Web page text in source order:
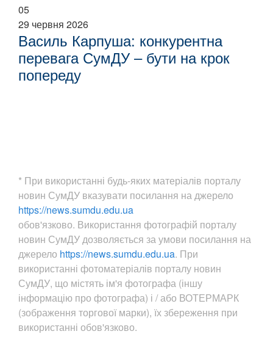
05
29 червня 2026
Василь Карпуша: конкурентна
перевага СумДУ – бути на крок
попереду
* При використанні будь-яких матеріалів порталу
новин СумДУ вказувати посилання на джерело
https://news.sumdu.edu.ua
обов'язково. Використання фотографій порталу
новин СумДУ дозволяється за умови посилання на
джерело https://news.sumdu.edu.ua. При
використанні фотоматеріалів порталу новин
СумДУ, що містять ім'я фотографа (іншу
інформацію про фотографа) і / або ВОТЕРМАРК
(зображення торгової марки), їх збереження при
використанні обов'язково.